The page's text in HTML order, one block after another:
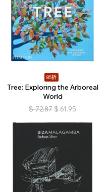
85折
Tree: Exploring the Arboreal
World
$ 72.87 $ 61.95